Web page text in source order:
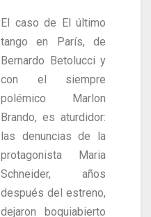
El caso de El último
tango en París, de
Bernardo Betolucci y
con el siempre
polémico Marlon
Brando, es aturdidor:
las denuncias de la
protagonista Maria
Schneider, años
después del estreno,
dejaron boquiabierto